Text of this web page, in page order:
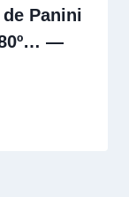
Panini
—